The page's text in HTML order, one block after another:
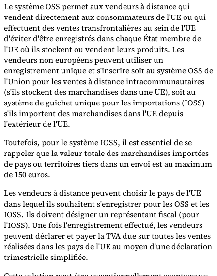
Le système OSS permet aux vendeurs à distance qui
vendent directement aux consommateurs de l'UE ou qui
effectuent des ventes transfrontalières au sein de l'UE
d'éviter d'être enregistrés dans chaque État membre de
l'UE où ils stockent ou vendent leurs produits. Les
vendeurs non européens peuvent utiliser un
enregistrement unique et s'inscrire soit au système OSS de
l'Union pour les ventes à distance intracommunautaires
(s'ils stockent des marchandises dans une UE), soit au
système de guichet unique pour les importations (IOSS)
s'ils importent des marchandises dans l'UE depuis
l'extérieur de l'UE.
Toutefois, pour le système IOSS, il est essentiel de se
rappeler que la valeur totale des marchandises importées
de pays ou territoires tiers dans un envoi est au maximum
de 150 euros.
Les vendeurs à distance peuvent choisir le pays de l'UE
dans lequel ils souhaitent s'enregistrer pour les OSS et les
IOSS. Ils doivent désigner un représentant fiscal (pour
l'IOSS). Une fois l'enregistrement effectué, les vendeurs
peuvent déclarer et payer la TVA due sur toutes les ventes
réalisées dans les pays de l'UE au moyen d'une déclaration
trimestrielle simplifiée.